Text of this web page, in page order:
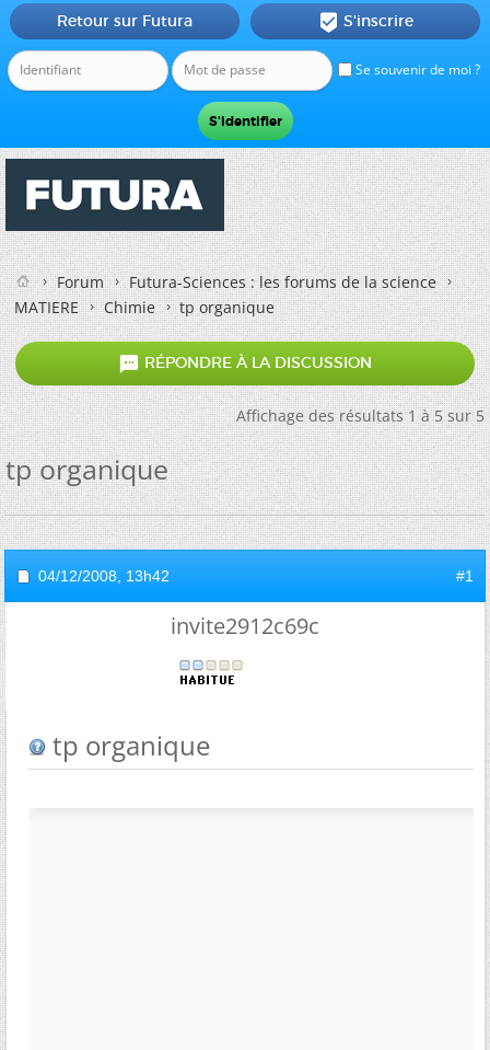
Se souvenir de moi ?
Retour sur Futura  S'inscrire
Forum
Futura-Sciences : les forums de la science
MATIERE
Chimie tp organique
 RÉPONDRE À LA DISCUSSION
Affichage des résultats 1 à 5 sur 5
tp organique
04/12/2008, 13h42 #1
invite2912c69c
tp organique